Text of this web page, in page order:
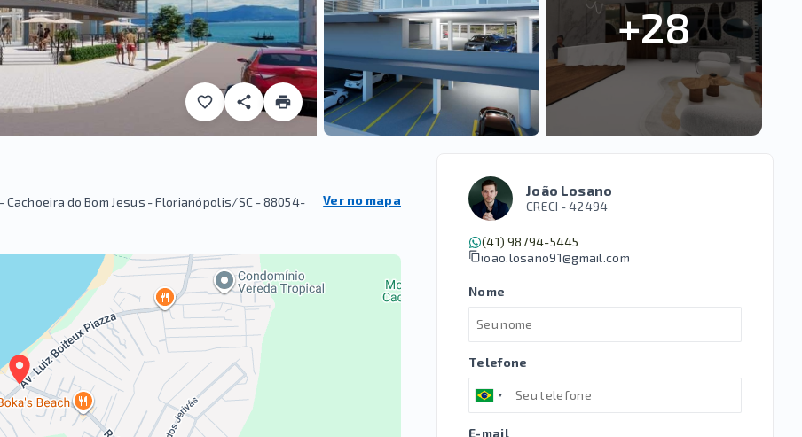
+28
Cachoeira do Bom Jesus - Florianópolis/SC - 88054-
Ver no mapa
João Losano
CRECI -42494
(41) 98794-5445
joao.losano91@gmail.com
Nome
Telefone
E-mail